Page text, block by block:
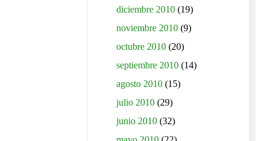
diciembre 2010(19)
noviembre 2010(9)
octubre 2010(20)
septiembre 2010(14)
agosto 2010(15)
julio 2010(29)
junio 2010(32)